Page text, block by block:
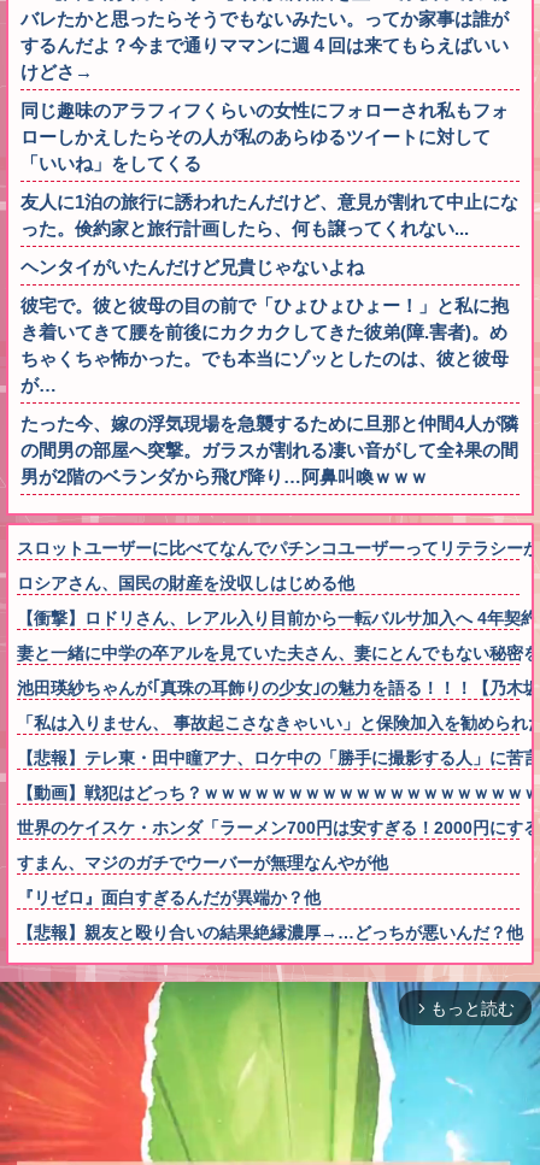
バレたかと思ったらそうでもないみたい。ってか家事は誰が
するんだよ？今まで通りママンに週４回は来てもらえばいい
けどさ→
同じ趣味のアラフィフくらいの女性にフォローされ私もフォ
ローしかえしたらその人が私のあらゆるツイートに対して
「いいね」をしてくる
友人に1泊の旅行に誘われたんだけど、意見が割れて中止にな
った。倹約家と旅行計画したら、何も譲ってくれない...
ヘンタイがいたんだけど兄貴じゃないよね
彼宅で。彼と彼母の目の前で「ひょひょひょー！」と私に抱
き着いてきて腰を前後にカクカクしてきた彼弟(障.害者)。め
ちゃくちゃ怖かった。でも本当にゾッとしたのは、彼と彼母
が…
たった今、嫁の浮気現場を急襲するために旦那と仲間4人が隣
の間男の部屋へ突撃。ガラスが割れる凄い音がして全ﾈ果の間
男が2階のベランダから飛び降り…阿鼻叫喚ｗｗｗ
スロットユーザーに比べてなんでパチンコユーザーってリテラシー
ロシアさん、国民の財産を没収しはじめる他
【衝撃】ロドリさん、レアル入り目前から一転バルサ加入へ 4年契
妻と一緒に中学の卒アルを見ていた夫さん、妻にとんでもない秘密
池田瑛紗ちゃんが｢真珠の耳飾りの少女｣の魅力を語る！！！【乃木
「私は入りません、 事故起こさなきゃいい」と保険加入を勧めら
【悲報】テレ東・田中瞳アナ、ロケ中の「勝手に撮影する人」に
【動画】戦犯はどっち？ｗｗｗｗｗｗｗｗｗｗｗｗｗｗｗｗｗｗｗ
世界のケイスケ・ホンダ「ラーメン700円は安すぎる！2000円にす
すまん、マジのガチでウーバーが無理なんやが他
『リゼロ』面白すぎるんだが異端か？他
【悲報】親友と殴り合いの結果絶縁濃厚→…どっちが悪いんだ？他
arrow_forward_ios もっと読む